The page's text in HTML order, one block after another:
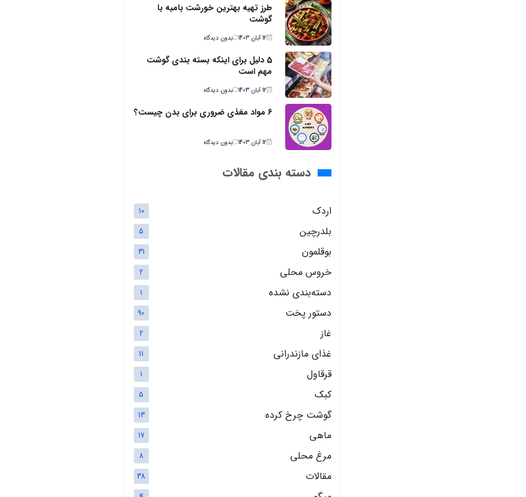
طرز تهیه بهترین خورشت بامیه با
گوشت
12 آبان 1403 بدون دیدگاه
5 دلیل برای اینکه بسته بندی گوشت
مهم است
12 آبان 1403 بدون دیدگاه
6 مواد مغذی ضروری برای بدن چیست؟
12 آبان 1403 بدون دیدگاه
دسته بندی مقالات
اردک 10
بلدرچین 5
بوقلمون 31
خروس محلی 2
دسته‌بندی نشده 1
دستور پخت 90
غاز 2
غذای مازندرانی 11
قرقاول 1
کبک 5
گوشت چرخ کرده 13
ماهی 17
مرغ محلی 8
مقالات 38